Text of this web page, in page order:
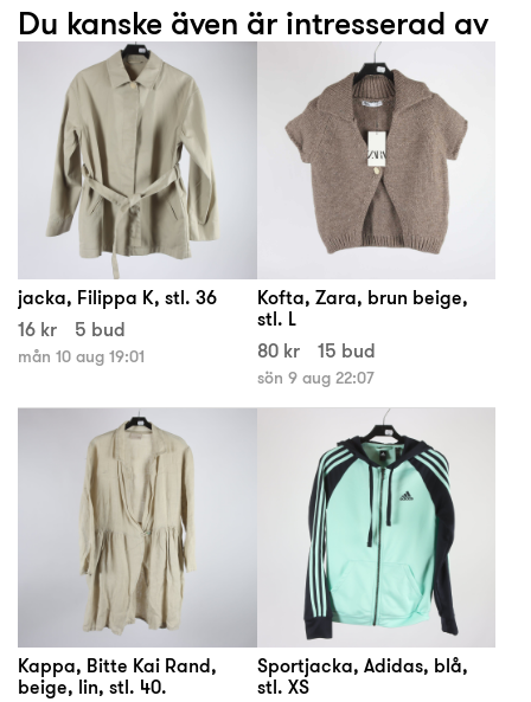
Du kanske även är intresserad av
jacka, Filippa K, stl. 36
16 kr
5 bud
mån 10 aug 19:01
Kofta, Zara, brun beige,
stl. L
80 kr
15 bud
sön 9 aug 22:07
Kappa, Bitte Kai Rand,
beige, lin, stl. 40.
Sportjacka, Adidas, blå,
stl. XS